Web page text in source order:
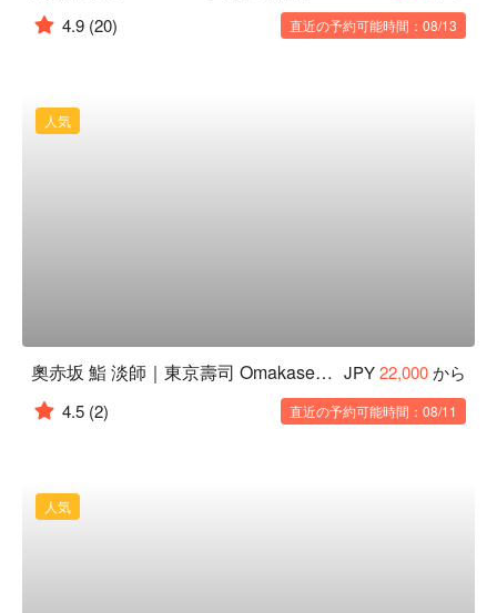
4.9 (20) 直近の予約可能時間：08/13
人気
奧赤坂 鮨 淡師｜東京壽司 Omakase｜無菜單料理 JPY22,000から
4.5 (2) 直近の予約可能時間：08/11
人気